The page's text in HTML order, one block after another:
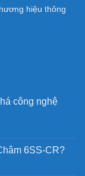
hiệu thông
công nghệ
6SS-CR?